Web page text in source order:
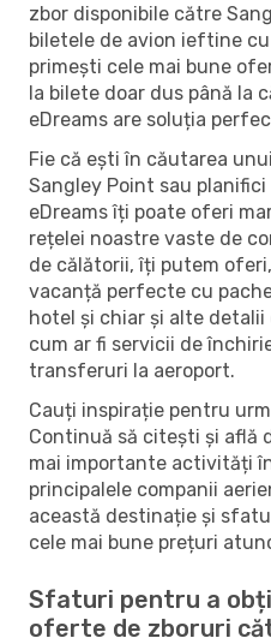
zbor disponibile către
biletele de avion ieftine
primești cele mai bune
la bilete doar dus până la
eDreams are soluția
Fie că ești în căutarea
Sangley Point sau
eDreams îți poate oferi
rețelei noastre vaste de
de călătorii, îți putem
vacanță perfecte cu
hotel și chiar și alte detalii
cum ar fi servicii de
transferuri la aeroport.
Cauți inspirație pentru
Continuă să citești și află
mai importante activități
principalele companii
această destinație și
cele mai bune prețuri
Sfaturi pentru a
oferte de zboruri